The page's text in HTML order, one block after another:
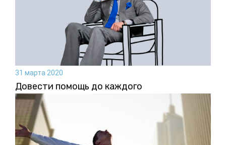
31 марта 2020
Довести помощь до каждого